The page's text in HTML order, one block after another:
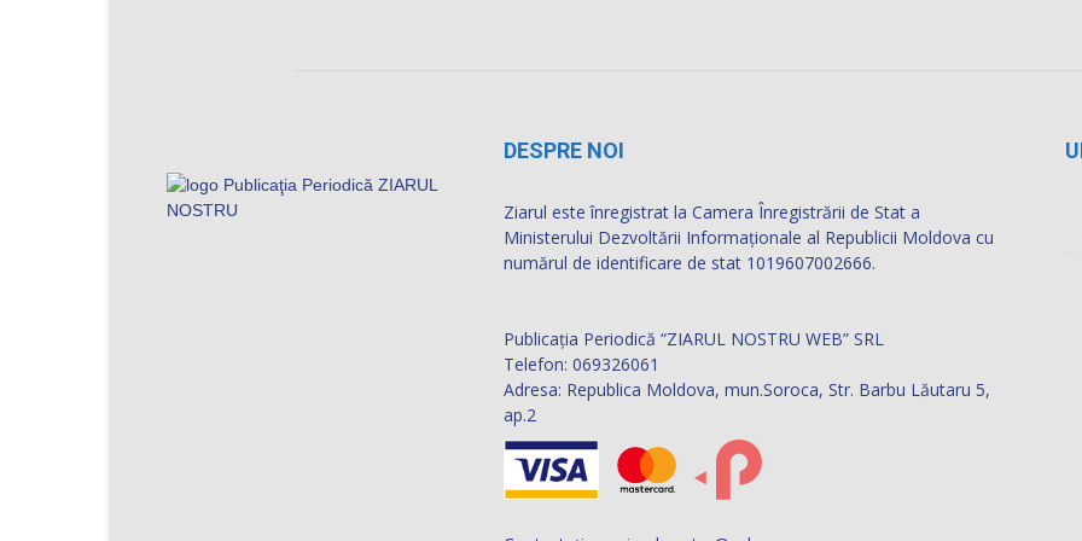
DESPRE NOI
Ziarul este înregistrat la Camera Înregistrării de Stat a
Ministerului Dezvoltării Informaţionale al Republicii Moldova cu
numărul de identificare de stat 1019607002666.
Publicația Periodică “ZIARUL NOSTRU WEB” SRL
Telefon: 069326061
Adresa: Republica Moldova, mun.Soroca, Str. Barbu Lăutaru 5,
ap.2